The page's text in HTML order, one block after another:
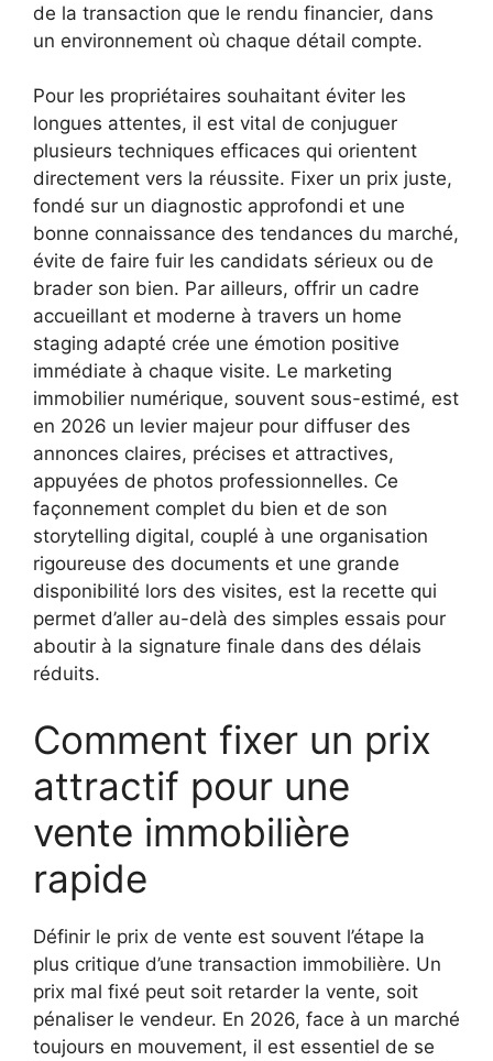
de la transaction que le rendu financier, dans
un environnement où chaque détail compte.
Pour les propriétaires souhaitant éviter les
longues attentes, il est vital de conjuguer
plusieurs techniques efficaces qui orientent
directement vers la réussite. Fixer un prix juste,
fondé sur un diagnostic approfondi et une
bonne connaissance des tendances du marché,
évite de faire fuir les candidats sérieux ou de
brader son bien. Par ailleurs, offrir un cadre
accueillant et moderne à travers un home
staging adapté crée une émotion positive
immédiate à chaque visite. Le marketing
immobilier numérique, souvent sous-estimé, est
en 2026 un levier majeur pour diffuser des
annonces claires, précises et attractives,
appuyées de photos professionnelles. Ce
façonnement complet du bien et de son
storytelling digital, couplé à une organisation
rigoureuse des documents et une grande
disponibilité lors des visites, est la recette qui
permet d’aller au-delà des simples essais pour
aboutir à la signature finale dans des délais
réduits.
Comment fixer un prix
attractif pour une
vente immobilière
rapide
Définir le prix de vente est souvent l’étape la
plus critique d’une transaction immobilière. Un
prix mal fixé peut soit retarder la vente, soit
pénaliser le vendeur. En 2026, face à un marché
toujours en mouvement, il est essentiel de se